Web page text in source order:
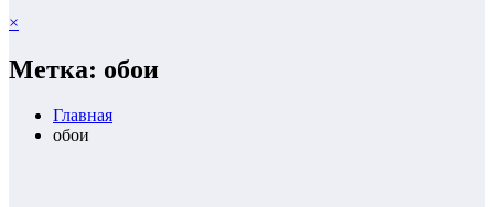
×
Метка: обои
Главная
обои